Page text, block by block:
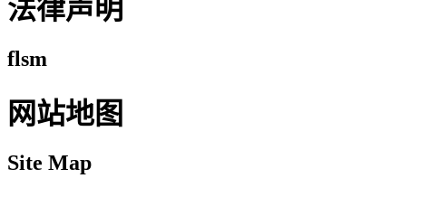
法律声明
flsm
网站地图
Site Map